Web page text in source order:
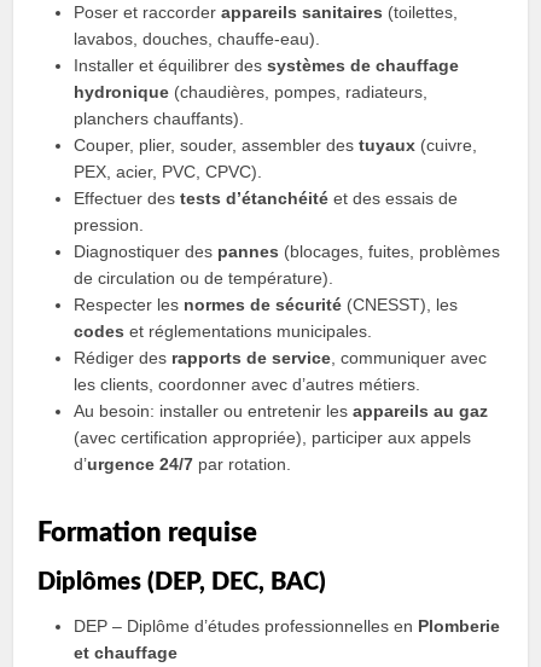
Poser et raccorderappareils sanitaires (toilettes,
lavabos, douches, chauffe-eau).
Installer et équilibrer dessystèmes de chauffage
hydronique (chaudières, pompes, radiateurs,
planchers chauffants).
Couper, plier, souder, assembler destuyaux (cuivre,
PEX, acier, PVC, CPVC).
Effectuer destests d’étanchéité et des essais de
pression.
Diagnostiquer des pannes (blocages, fuites, problèmes
de circulation ou de température).
Respecter les normes de sécurité (CNESST), les
codes et réglementations municipales.
Rédiger des rapports de service , communiquer avec
les clients, coordonner avec d’autres métiers.
Au besoin: installer ou entretenir lesappareils au gaz
(avec certification appropriée), participer aux appels
d’urgence 24/7 par rotation.
Formation requise
Diplômes (DEP, DEC, BAC)
DEP – Diplôme d’études professionnelles en Plomberie
et chauffage